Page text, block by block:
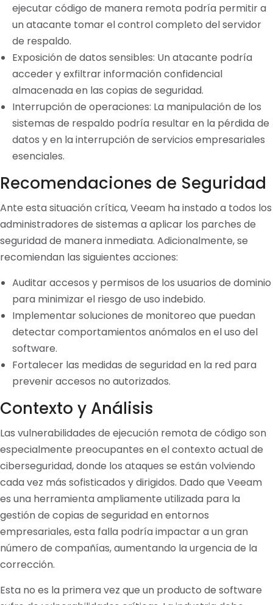
ejecutar código de manera remota podría permitir a
un atacante tomar el control completo del servidor
de respaldo.
Exposición de datos sensibles: Un atacante podría
acceder y exfiltrar información confidencial
almacenada en las copias de seguridad.
Interrupción de operaciones: La manipulación de los
sistemas de respaldo podría resultar en la pérdida de
datos y en la interrupción de servicios empresariales
esenciales.
Recomendaciones de Seguridad
Ante esta situación crítica, Veeam ha instado a todos los
administradores de sistemas a aplicar los parches de
seguridad de manera inmediata. Adicionalmente, se
recomiendan las siguientes acciones:
Auditar accesos y permisos de los usuarios de dominio
para minimizar el riesgo de uso indebido.
Implementar soluciones de monitoreo que puedan
detectar comportamientos anómalos en el uso del
software.
Fortalecer las medidas de seguridad en la red para
prevenir accesos no autorizados.
Contexto y Análisis
Las vulnerabilidades de ejecución remota de código son
especialmente preocupantes en el contexto actual de
ciberseguridad, donde los ataques se están volviendo
cada vez más sofisticados y dirigidos. Dado que Veeam
es una herramienta ampliamente utilizada para la
gestión de copias de seguridad en entornos
empresariales, esta falla podría impactar a un gran
número de compañías, aumentando la urgencia de la
corrección.
Esta no es la primera vez que un producto de software